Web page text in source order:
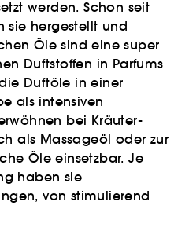
werden. Schon seit
sie hergestellt und
Öle sind eine super
Duftstoffen in Parfums
Duftöle in einer
als intensiven
bei Kräuter-
als Massageöl oder zur
Öle einsetzbar. Je
haben sie
von stimulierend